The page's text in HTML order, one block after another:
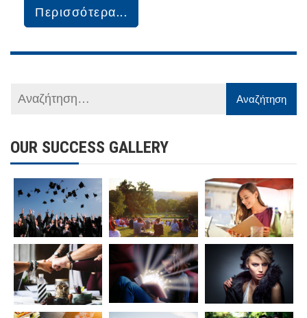
Περισσότερα...
OUR SUCCESS GALLERY